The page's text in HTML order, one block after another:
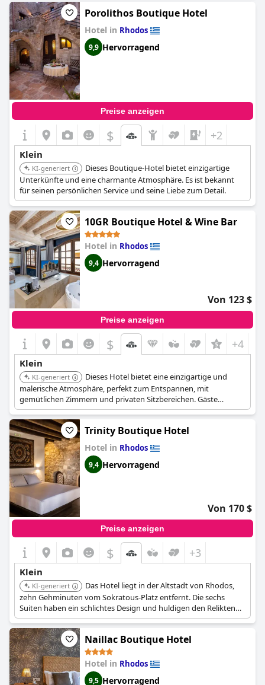
und das Personal ist hilfsbereit und freundlich.
Porolithos Boutique Hotel
Hotel in Rhodos
9,9 Hervorragend
Preise anzeigen
$ +2
Klein
KI-generiert
Dieses Boutique-Hotel bietet einzigartige
Unterkünfte und eine charmante Atmosphäre. Es ist bekannt
für seinen persönlichen Service und seine Liebe zum Detail.
10GR Boutique Hotel & Wine Bar
Hotel in Rhodos
9,4 Hervorragend
Von 123 $
Preise anzeigen
$ +4
Klein
KI-generiert
Dieses Hotel bietet eine einzigartige und
malerische Atmosphäre, perfekt zum Entspannen, mit
gemütlichen Zimmern und privaten Sitzbereichen. Gäste
können eine spezielle Spa-Behandlung genießen und die große
Doppeldusche nutzen.
Trinity Boutique Hotel
Hotel in Rhodos
9,4 Hervorragend
Von 170 $
Preise anzeigen
$ +3
Klein
KI-generiert
Das Hotel liegt in der Altstadt von Rhodos,
zehn Gehminuten vom Sokratous-Platz entfernt. Die sechs
Suiten haben ein schlichtes Design und huldigen den Relikten
der Vergangenheit, wie z. B. den nackten Steinmauern des
ursprünglichen Gebäudes, die im gesamten Hotel zu sehen sind.
Das Frühstück wird im ruhigen Innenhof des Hotels serviert.
Naillac Boutique Hotel
Hotel in Rhodos
9,5 Hervorragend